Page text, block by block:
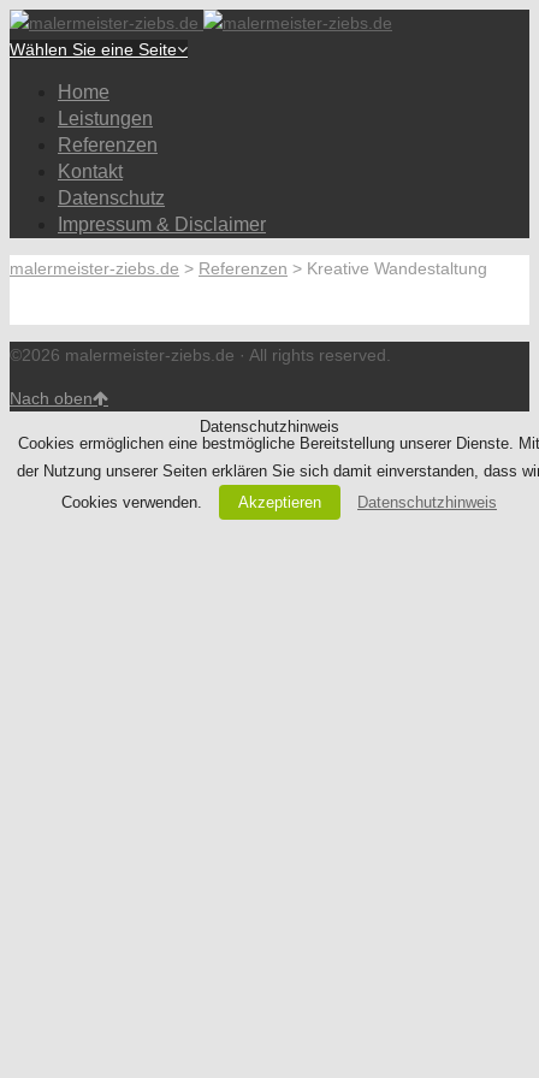
Wählen Sie eine Seite
Home
Leistungen
Referenzen
Kontakt
Datenschutz
Impressum & Disclaimer
malermeister-ziebs.de > Referenzen > Kreative Wandestaltung
©2026 malermeister-ziebs.de · All rights reserved.
Nach oben
Cookies ermöglichen eine bestmögliche Bereitstellung unserer Dienste. Mit
der Nutzung unserer Seiten erklären Sie sich damit einverstanden, dass
Cookies verwenden.
Akzeptieren Datenschutzhinweis
Datenschutzhinweis